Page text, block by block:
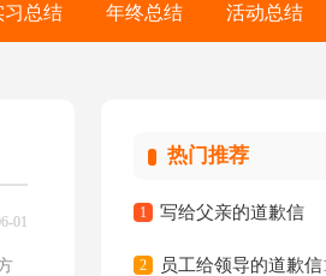
活动总结
年终总结
习总结
01
热门推荐
1 写给父亲的道歉信
2 员工给领导的道歉信